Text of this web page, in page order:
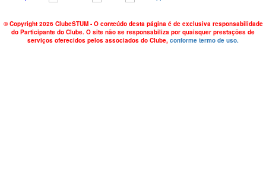
© Copyright 2026 ClubeSTUM - O conteúdo desta página é de exclusiva responsabilidade
do Participante do Clube. O site não se responsabiliza por quaisquer prestações de
serviços oferecidos pelos associados do Clube, conforme termo de uso.